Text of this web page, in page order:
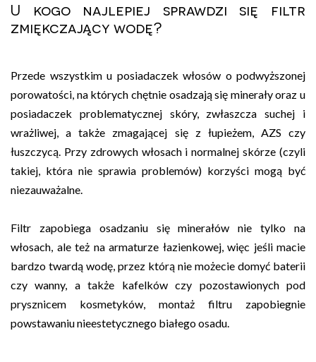
U kogo najlepiej sprawdzi się filtr
zmiękczający wodę?
Przede wszystkim u posiadaczek włosów o podwyższonej
porowatości, na których chętnie osadzają się minerały oraz u
posiadaczek problematycznej skóry, zwłaszcza suchej i
wrażliwej, a także zmagającej się z łupieżem, AZS czy
łuszczycą. Przy zdrowych włosach i normalnej skórze (czyli
takiej, która nie sprawia problemów) korzyści mogą być
niezauważalne.
Filtr zapobiega osadzaniu się minerałów nie tylko na
włosach, ale też na armaturze łazienkowej, więc jeśli macie
bardzo twardą wodę, przez którą nie możecie domyć baterii
czy wanny, a także kafelków czy pozostawionych pod
prysznicem kosmetyków, montaż filtru zapobiegnie
powstawaniu nieestetycznego białego osadu.